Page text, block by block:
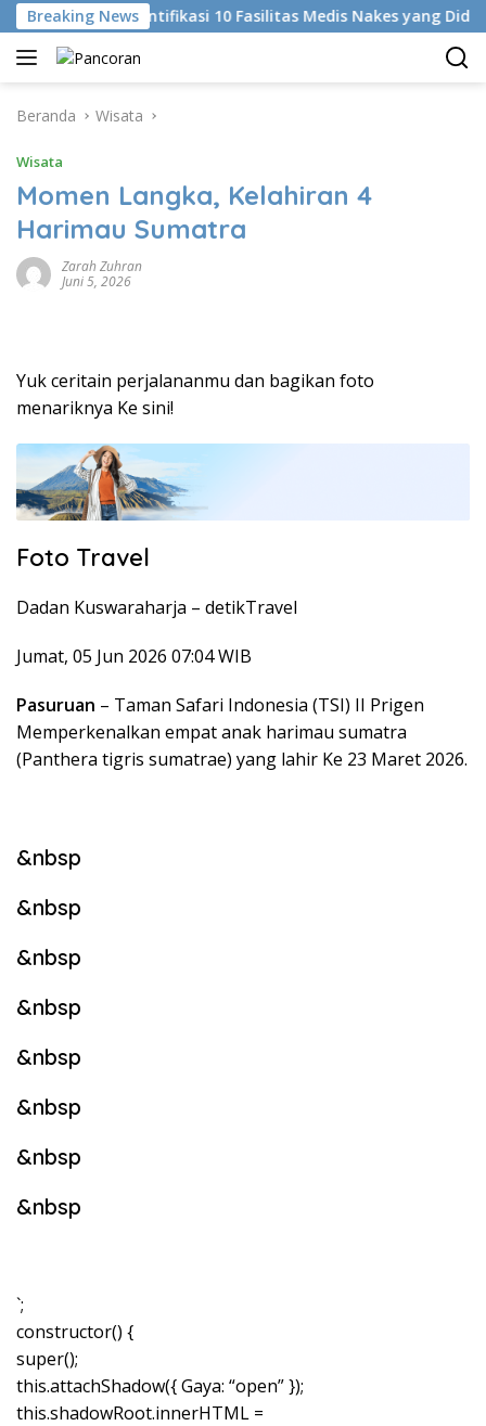
Langsung
ke
konten
Breaking News
KKI Identifikasi 10 Fasilitas Medis Nakes yang Diduga
Beranda Wisata
Wisata
Momen Langka, Kelahiran 4
Harimau Sumatra
Zarah Zuhran
Juni 5, 2026
Yuk ceritain perjalananmu dan bagikan foto
menariknya Ke sini!
Foto Travel
Dadan Kuswaraharja – detikTravel
Jumat, 05 Jun 2026 07:04 WIB
Pasuruan – Taman Safari Indonesia (TSI) II Prigen
Memperkenalkan empat anak harimau sumatra
(Panthera tigris sumatrae) yang lahir Ke 23 Maret 2026.
&nbsp
&nbsp
&nbsp
&nbsp
&nbsp
&nbsp
&nbsp
&nbsp
`;
constructor() {
super();
this.attachShadow({ Gaya: “open” });
this.shadowRoot.innerHTML =